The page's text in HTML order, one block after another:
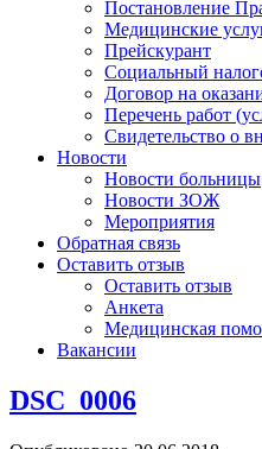
Постановление
Медицинские
Прейскурант
Социальный
Договор на
Перечень работ
Свидетельство о
Новости
Новости больницы
Новости ЗОЖ
Мероприятия
Обратная связь
Оставить отзыв
Оставить отзыв
Анкета
Медицинская
Вакансии
DSC_0006